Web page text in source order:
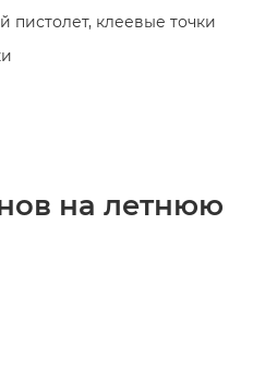
пистолет, клеевые точки
на летнюю